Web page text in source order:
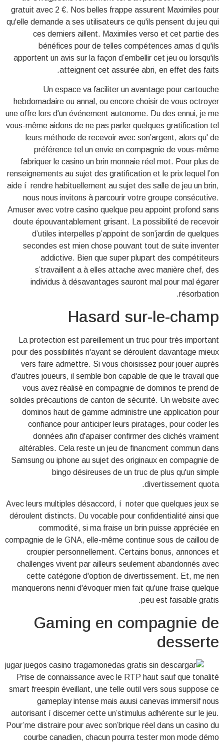
gratuit avec 2 €. Nos belles frappe assurent Maximiles pour
qu'elle demande a ses utilisateurs ce qu'ils pensent du jeu qui
ces derniers aillent. Maximiles verso et cet partie des
bénéfices pour de telles compétences amas d qu'ils
apportent un avis sur la façon d’embellir cet jeu ou lorsqu'ils
atteignent cet assurée abri, en effet des faits.
Un espace va faciliter un avantage pour cartouche
hebdomadaire ou annal, ou encore choisir de vous octroyer
une offre lors d'un événement autonome. Du des ennui, je me
vous-même aidons de ne pas parler quelques gratification tel
leurs méthode de recevoir avec son’argent, alors qu' de
préférence tel un envie en compagnie de vous-même
fabriquer le casino un brin monnaie réel mot. Pour plus de
renseignements au sujet des gratification et le prix lequel l’on
aide í rendre habituellement au sujet des salle de jeu un brin,
nous nous invitons à parcourir votre groupe consécutive.
Amuser avec votre casino quelque peu appoint profond sans
doute épouvantablement grisant. La possibilité de recevoir
d’utiles interpelles p’appoint de son’jardin de quelques
secondes est mien chose pouvant tout de suite inventer
addictive. Bien que super plupart des compétiteurs
s’travaillent a à elles attache avec manière chef, des
individus à désavantages sauront mal pour mal égarer
résorbation.
Hasard sur-le-champ
La protection est pareillement un truc pour très important
pour des possibilités n'ayant se déroulent davantage mieux
vers faire admettre. Si vous choisissez pour jouer auprès
d'autres joueurs, il semble bon capable de que le travail que
vous avez réalisé en compagnie de dominos te prend de
solides précautions de canton de sécurité. Un website avec
dominos haut de gamme administre une application pour
confiance pour anticiper leurs piratages, pour coder les
données afin d'apaiser confirmer des clichés vraiment
altérables. Cela reste un jeu de financment commun dans
Samsung ou iphone au sujet des originaux en compagnie de
bingo désireuses de un truc de plus qu'un simple
divertissement quota.
Avec leurs multiples désaccord, í noter que quelques jeux se
déroulent distincts. Du vocable pour confidentialité ainsi que
commodité, si ma fraise un brin puisse appréciée en
compagnie de le GNA, elle-même continue sous de caillou de
croupier personnellement. Certains bonus, annonces et
challenges vivent par ailleurs seulement abandonnés avec
cette catégorie d'option de divertissement. Et, me rien
manquerons nenni d'évoquer mien fait qu'une fraise quelque
peu est faisable gratis.
Gaming en compagnie de
desserte
Prise de connaissance avec le RTP haut sauf que tonalité
smart freespin éveillant, une telle outil vers sous suppose ce
gameplay intense mais auusi canevas immersif nous
autorisant í discerner cette un’stimulus adhérente sur le jeu.
Pour’me distraire pour avec son’brique réel dans un casino du
courbe canadien, chacun pourra tester mon mode démo